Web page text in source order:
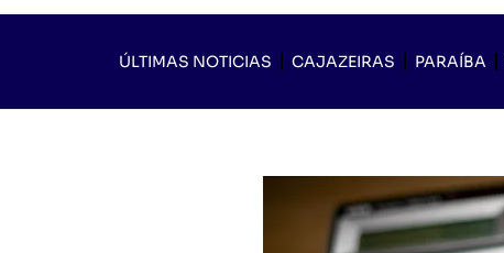
ÚLTIMAS NOTICIAS CAJAZEIRAS PARAÍBA